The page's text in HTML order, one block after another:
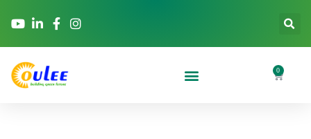
0